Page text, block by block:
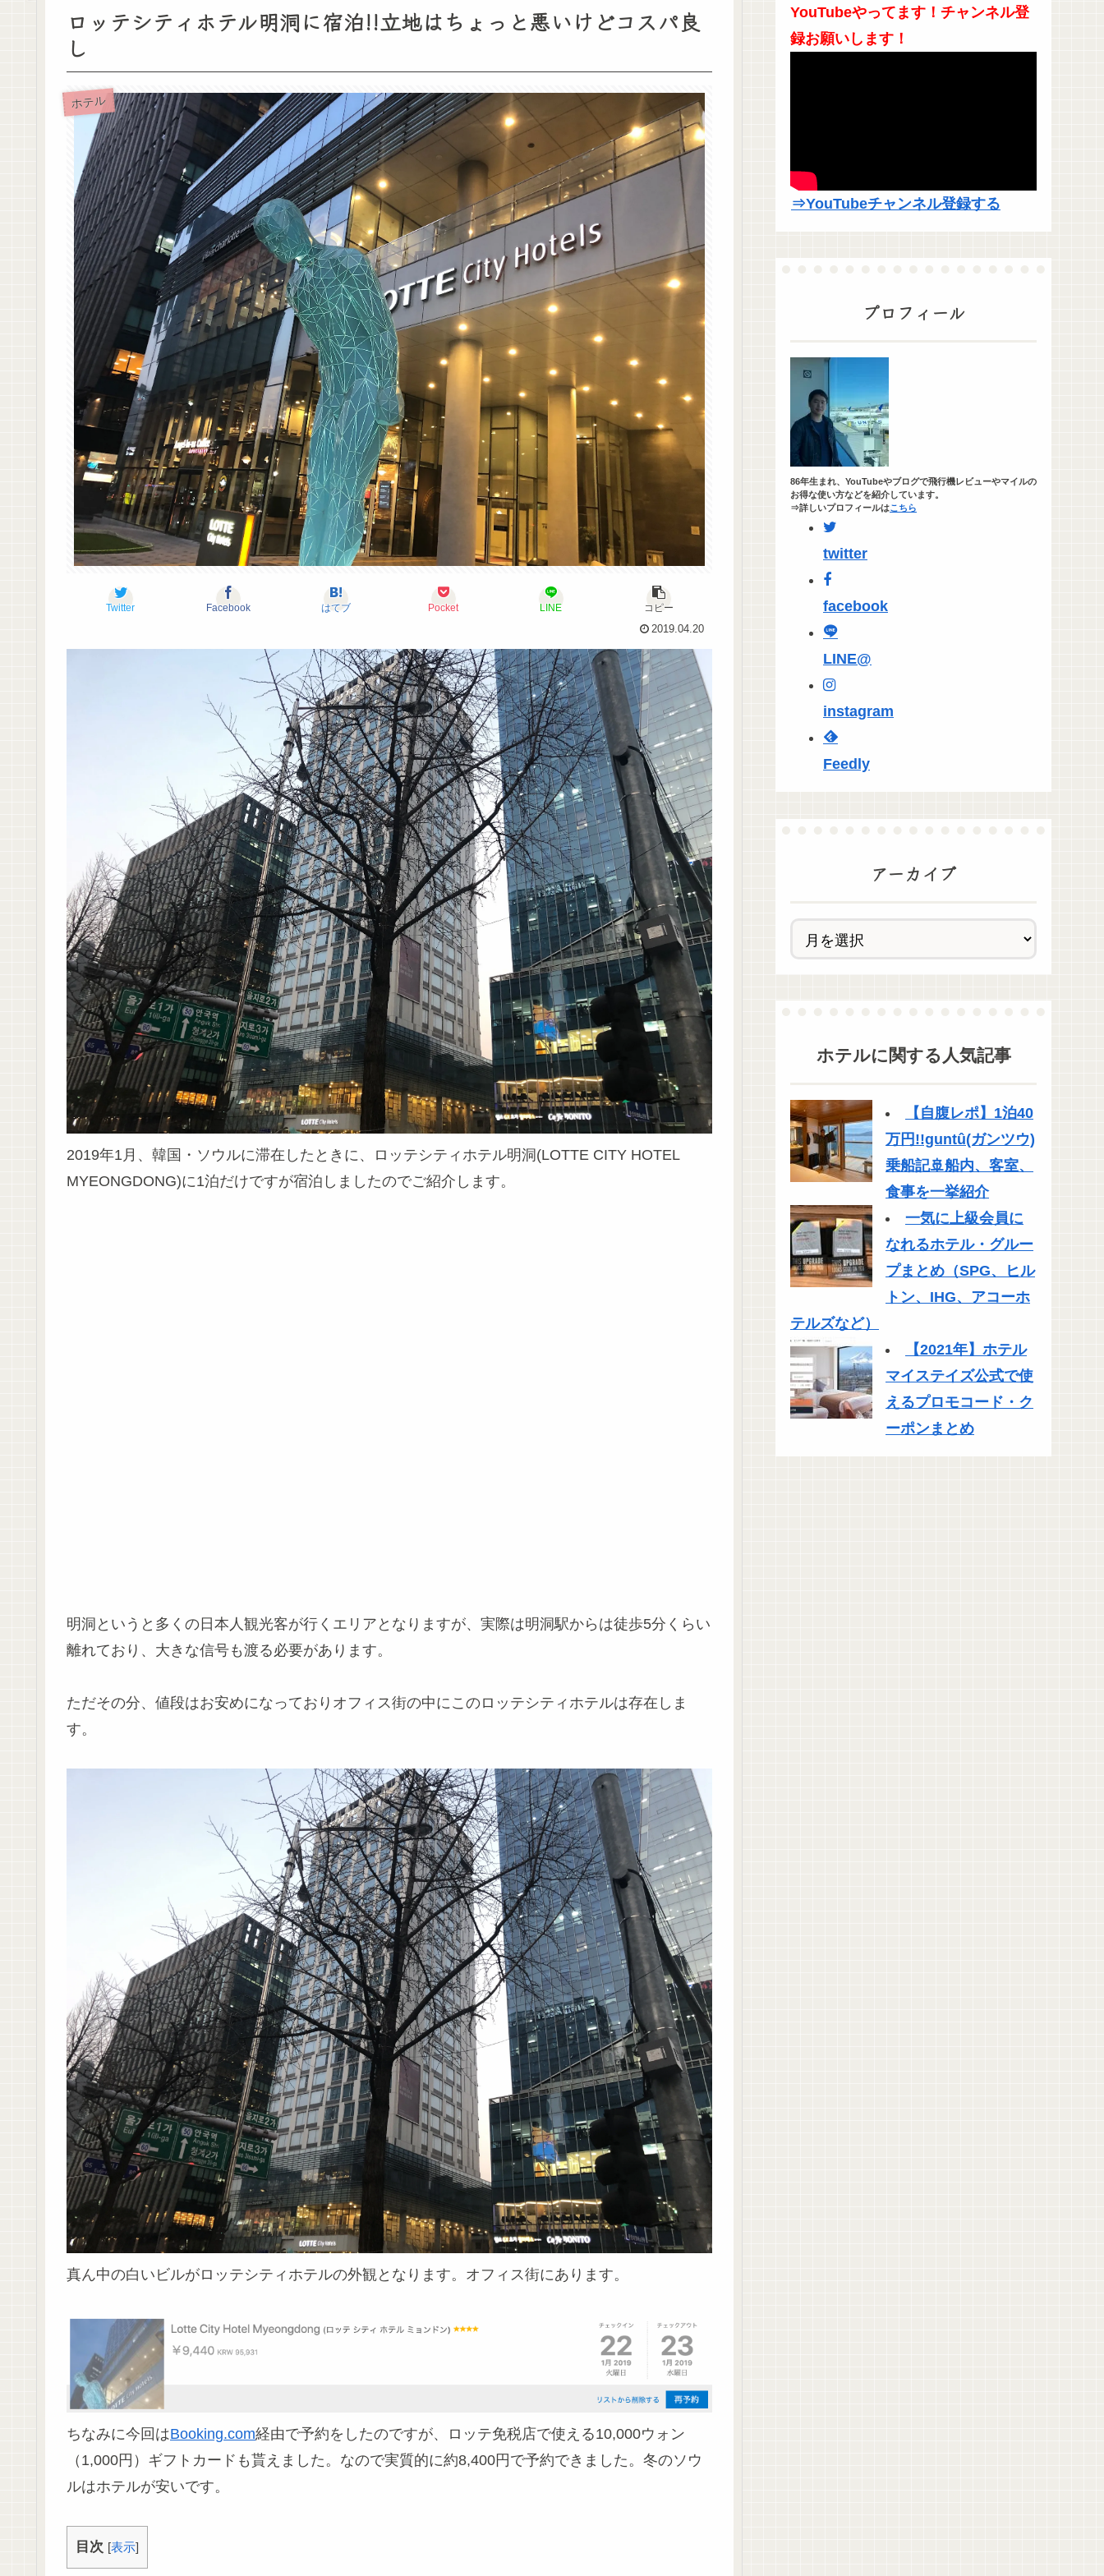
ロッテシティホテル明洞に宿泊!!立地はちょっと悪いけどコスパ良
し
ホテル
Twitter Facebook はてブ Pocket LINE
コピー
2019.04.20
2019年1月、韓国・ソウルに滞在したときに、ロッテシティホテル明洞(LOTTE CITY HOTEL
MYEONGDONG)に1泊だけですが宿泊しましたのでご紹介します。
明洞というと多くの日本人観光客が行くエリアとなりますが、実際は明洞駅からは徒歩5分くらい
離れており、大きな信号も渡る必要があります。
ただその分、値段はお安めになっておりオフィス街の中にこのロッテシティホテルは存在しま
す。
真ん中の白いビルがロッテシティホテルの外観となります。オフィス街にあります。
ちなみに今回はBooking.com経由で予約をしたのですが、ロッテ免税店で使える10,000ウォン
（1,000円）ギフトカードも貰えました。なので実質的に約8,400円で予約できました。冬のソウ
ルはホテルが安いです。
目次 [表示]
YouTubeやってます！チャンネル登
録お願いします！
⇒YouTubeチャンネル登録する
プロフィール
86年生まれ、YouTubeやブログで飛行機レビューやマイルの
お得な使い方などを紹介しています。
⇒詳しいプロフィールはこちら
twitter
facebook
LINE@
instagram
Feedly
アーカイブ
ホテルに関する人気記事
【自腹レポ】1泊40
万円!!guntû(ガンツウ)
乗船記🚢船内、客室、
食事を一挙紹介
一気に上級会員に
なれるホテル・グルー
プまとめ（SPG、ヒル
トン、IHG、アコーホ
テルズなど）
【2021年】ホテル
マイステイズ公式で使
えるプロモコード・ク
ーポンまとめ